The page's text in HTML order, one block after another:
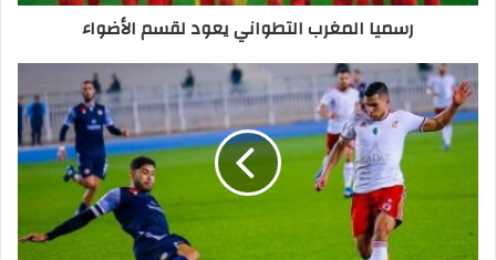
رسميا المغرب التطواني يعود لقسم الأضواء